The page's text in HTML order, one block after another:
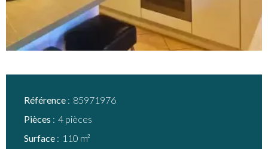
Référence
85971976
Pièces
4 pièces
Surface
110 m²